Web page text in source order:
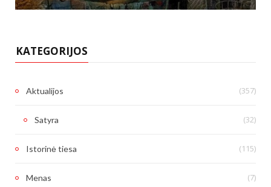
KATEGORIJOS
Aktualijos (357)
Satyra (32)
Istorinė tiesa (115)
Menas (7)